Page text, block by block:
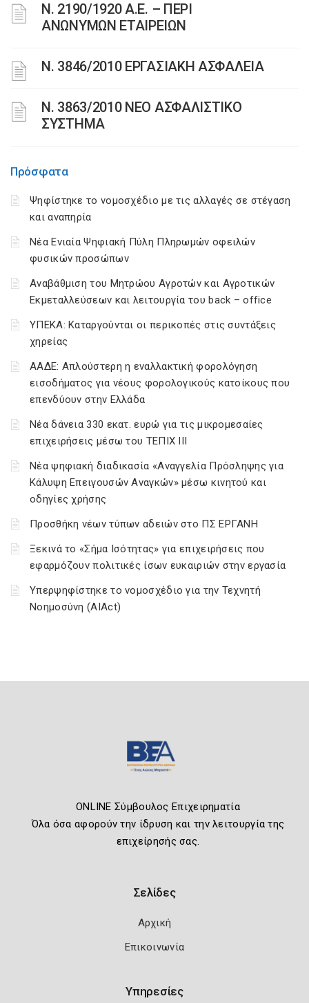
Ν. 2190/1920 Α.Ε. – ΠΕΡΙ
ΑΝΩΝΥΜΩΝ ΕΤΑΙΡΕΙΩΝ
Ν. 3846/2010 ΕΡΓΑΣΙΑΚΗ ΑΣΦΑΛΕΙΑ
N. 3863/2010 ΝΕΟ ΑΣΦΑΛΙΣΤΙΚΟ
ΣΥΣΤΗΜΑ
Πρόσφατα
Ψηφίστηκε το νομοσχέδιο με τις αλλαγές σε στέγαση
και αναπηρία
Νέα Ενιαία Ψηφιακή Πύλη Πληρωμών οφειλών
φυσικών προσώπων
Αναβάθμιση του Μητρώου Αγροτών και Αγροτικών
Εκμεταλλεύσεων και λειτουργία του back – office
ΥΠΕΚΑ: Καταργούνται οι περικοπές στις συντάξεις
χηρείας
ΑΑΔΕ: Απλούστερη η εναλλακτική φορολόγηση
εισοδήματος για νέους φορολογικούς κατοίκους που
επενδύουν στην Ελλάδα
Νέα δάνεια 330 εκατ. ευρώ για τις μικρομεσαίες
επιχειρήσεις μέσω του ΤΕΠΙΧ ΙΙΙ
Νέα ψηφιακή διαδικασία «Αναγγελία Πρόσληψης για
Κάλυψη Επειγουσών Αναγκών» μέσω κινητού και
οδηγίες χρήσης
Προσθήκη νέων τύπων αδειών στο ΠΣ ΕΡΓΑΝΗ
Ξεκινά το «Σήμα Ισότητας» για επιχειρήσεις που
εφαρμόζουν πολιτικές ίσων ευκαιριών στην εργασία
Υπερψηφίστηκε το νομοσχέδιο για την Τεχνητή
Νοημοσύνη (AIAct)
ONLINE Σύμβουλος Επιχειρηματία
Όλα όσα αφορούν την ίδρυση και την λειτουργία της
επιχείρησής σας.
Σελίδες
Αρχική
Επικοινωνία
Υπηρεσίες